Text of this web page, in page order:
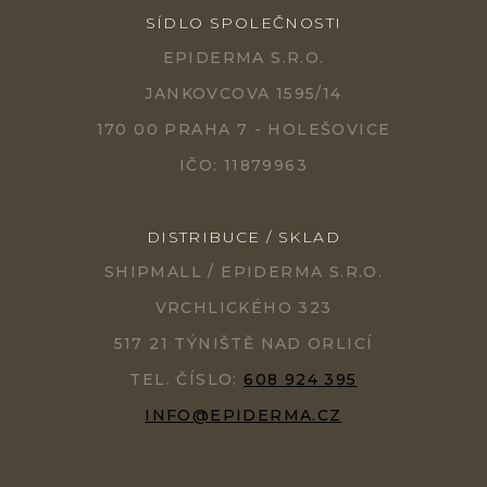
SÍDLO SPOLEČNOSTI
EPIDERMA S.R.O.
JANKOVCOVA 1595/14
170 00 PRAHA 7 - HOLEŠOVICE
IČO: 11879963
DISTRIBUCE / SKLAD
SHIPMALL / EPIDERMA S.R.O.
VRCHLICKÉHO 323
517 21 TÝNIŠTĚ NAD ORLICÍ
TEL. ČÍSLO: 608 924 395
INFO@EPIDERMA.CZ